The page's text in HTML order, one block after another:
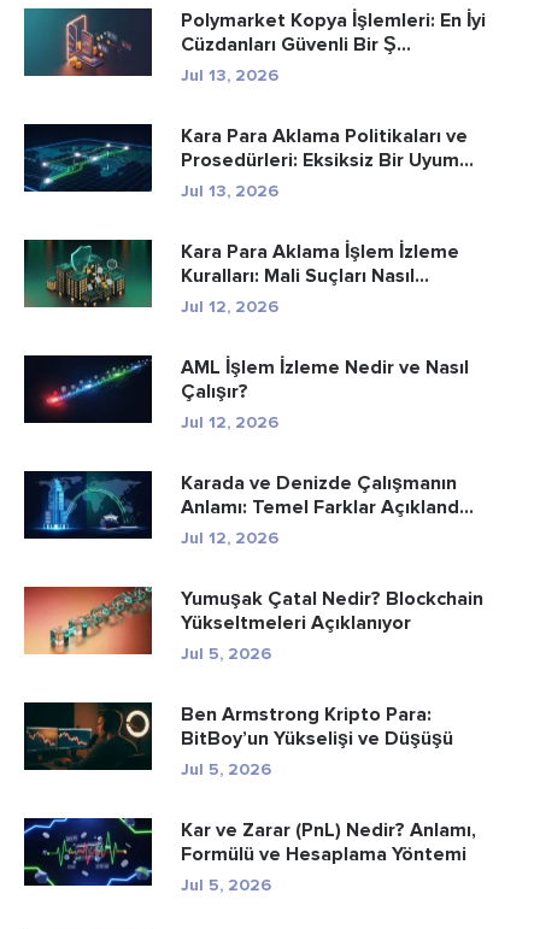
Polymarket Kopya İşlemleri: En İyi
Cüzdanları Güvenli Bir Ş...
Jul 13, 2026
Kara Para Aklama Politikaları ve
Prosedürleri: Eksiksiz Bir Uyum...
Jul 13, 2026
Kara Para Aklama İşlem İzleme
Kuralları: Mali Suçları Nasıl...
Jul 12, 2026
AML İşlem İzleme Nedir ve Nasıl
Çalışır?
Jul 12, 2026
Karada ve Denizde Çalışmanın
Anlamı: Temel Farklar Açıkland...
Jul 12, 2026
Yumuşak Çatal Nedir? Blockchain
Yükseltmeleri Açıklanıyor
Jul 5, 2026
Ben Armstrong Kripto Para:
BitBoy’un Yükselişi ve Düşüşü
Jul 5, 2026
Kar ve Zarar (PnL) Nedir? Anlamı,
Formülü ve Hesaplama Yöntemi
Jul 5, 2026